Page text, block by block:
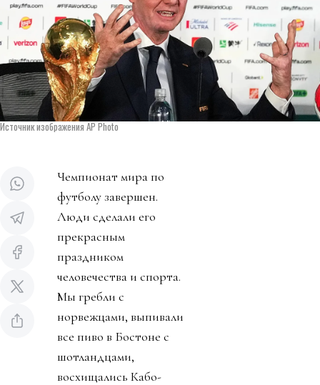
Источник изображения AP Photo
Чемпионат мира по
футболу завершен.
Люди сделали его
прекрасным
праздником
человечества и спорта.
Мы гребли с
норвежцами, выпивали
все пиво в Бостоне с
шотландцами,
восхищались Кабо-